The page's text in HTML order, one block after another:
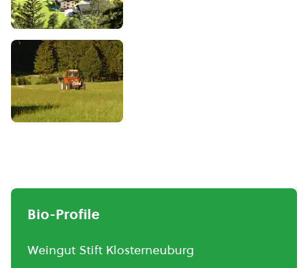
Bio-Profile
Weingut Stift Klosterneuburg